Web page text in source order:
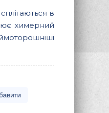
в
химерний